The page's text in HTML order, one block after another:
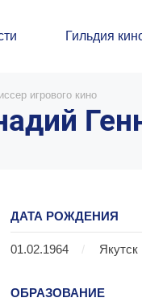
Гильдия
игрового кино
ДАТА РОЖДЕНИЯ
01.02.1964 / Якутск
ОБРАЗОВАНИЕ